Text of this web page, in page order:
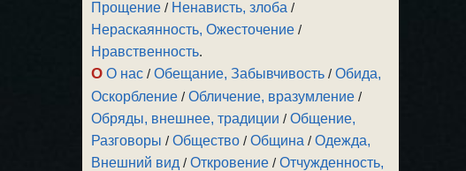
Прощение / Ненависть, злоба /
Нераскаянность, Ожесточение /
Нравственность.
О О нас /Обещание, Забывчивость /Обида,
Оскорбление /Обличение, вразумление /
Обряды, внешнее, традиции /Общение,
Разговоры /Общество /Община /Одежда,
Внешний вид /Откровение /Отчужденность,